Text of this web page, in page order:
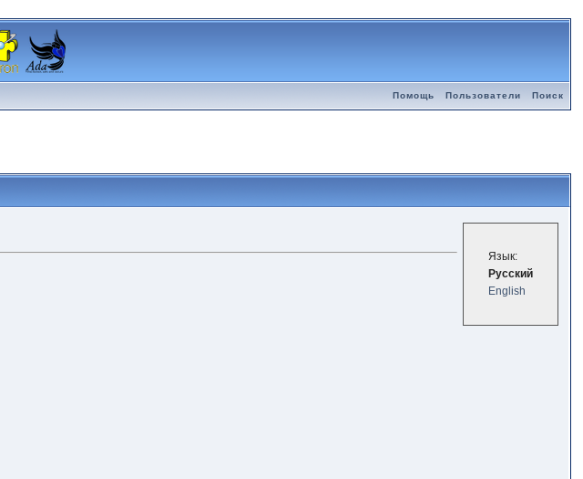
Помощь Пользователи Поиск
Язык:
Русский
English